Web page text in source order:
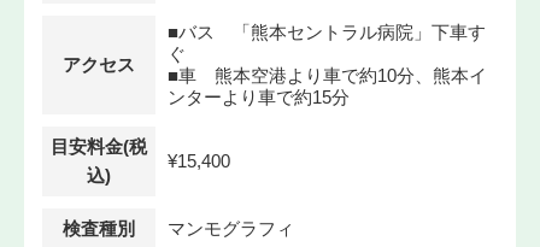
アクセス
■バス 「熊本セントラル病院」下車す
ぐ
■車 熊本空港より車で約10分、熊本イ
ンターより車で約15分
目安料金(税
込)
¥15,400
検査種別 マンモグラフィ